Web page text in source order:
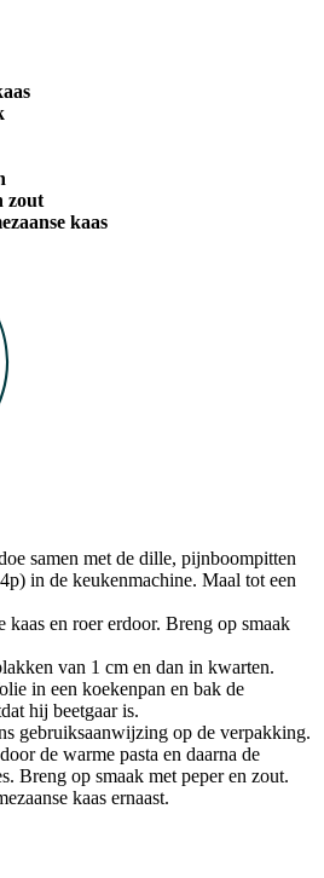
zout
kaas
samen met de dille, pijnboompitten
in de keukenmachine. Maal tot een
kaas en roer erdoor. Breng op smaak
van 1 cm en dan in kwarten.
in een koekenpan en bak de
hij beetgaar is.
gebruiksaanwijzing op de verpakking.
de warme pasta en daarna de
Breng op smaak met peper en zout.
kaas ernaast.